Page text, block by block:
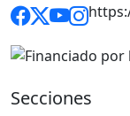
Secciones